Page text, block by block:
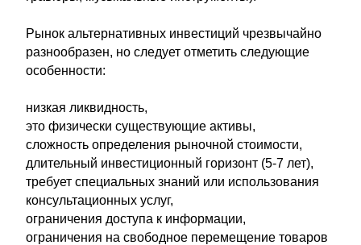
Рынок альтернативных инвестиций чрезвычайно
разнообразен, но следует отметить следующие
особенности:
низкая ликвидность,
это физически существующие активы,
сложность определения рыночной стоимости,
длительный инвестиционный горизонт (5-7 лет),
требует специальных знаний или использования
консультационных услуг,
ограничения доступа к информации,
ограничения на свободное перемещение товаров